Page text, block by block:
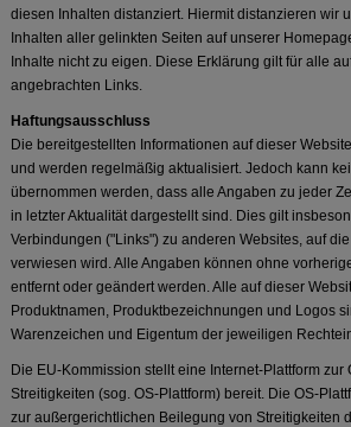
diesen Inhalten distanziert. Hiermit distanzieren wir
Inhalten aller gelinkten Seiten auf unserer
Inhalte nicht zu eigen. Diese Erklärung gilt für alle
angebrachten Links.
Haftungsausschluss
Die bereitgestellten Informationen auf dieser
und werden regelmäßig aktualisiert. Jedoch kann
übernommen werden, dass alle Angaben zu jeder
in letzter Aktualität dargestellt sind. Dies gilt
Verbindungen ("Links") zu anderen Websites, auf
verwiesen wird. Alle Angaben können ohne
entfernt oder geändert werden. Alle auf dieser
Produktnamen, Produktbezeichnungen und Logos
Warenzeichen und Eigentum der jeweiligen
Die EU-Kommission stellt eine Internet-Plattform
Streitigkeiten (sog. OS-Plattform) bereit. Die OS-
zur außergerichtlichen Beilegung von Streitigkeiten